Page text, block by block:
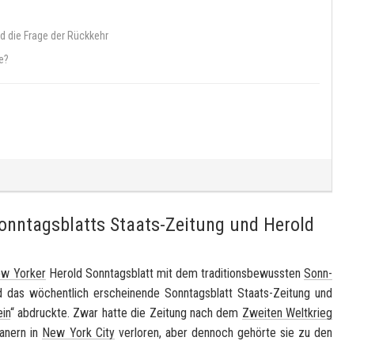
die Frage der Rückkehr
Staats-Zeitung und Herold
Yor­kerHe­rold Sonn­tags­blattmit dem tra­di­ti­ons­be­wuss­tenSonn­
das wö­chent­lich er­schei­nen­de Sonn­tags­blatt Staats-​Zeitung und
“ ab­druck­te. Zwar hatte die Zei­tung nach dem Zwei­ten Welt­krieg
in New York Cityver­lo­ren, aber den­noch ge­hör­te sie zu den